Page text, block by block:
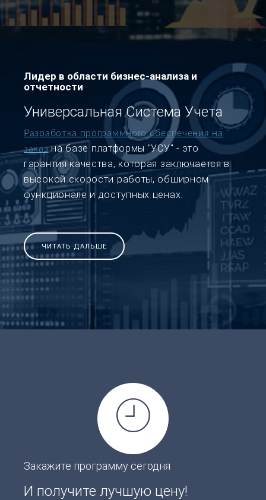
Лидер в области бизнес-анализа и
отчетности
Универсальная Система Учета
Разработка программного обеспечения на
заказна базе платформы "УСУ" - это
гарантия качества, которая заключается в
высокой скорости работы, обширном
функционале и доступных ценах.
ЧИТАТЬ ДАЛЬШЕ
Закажите программу сегодня
И получите лучшую цену!